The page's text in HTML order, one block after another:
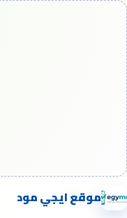
موقع ايجي مود